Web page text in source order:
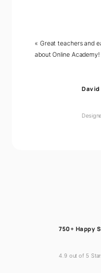
« Great teachers and
about Online Academy!
750+ Happy
4.9 out of 5